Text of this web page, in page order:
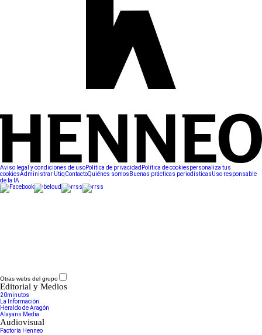
Aviso legal y condiciones de usoPolítica de privacidad Política de cookiespersonaliza tus
cookiesAdministrar UtiqContactoQuiénes somos Buenas prácticas periodísticasUso responsable
de la IA
Otras webs del grupo
Editorial y Medios
20minutos
La Información
Heraldo de Aragón
Alayans Media
Audiovisual
Factoría Henneo